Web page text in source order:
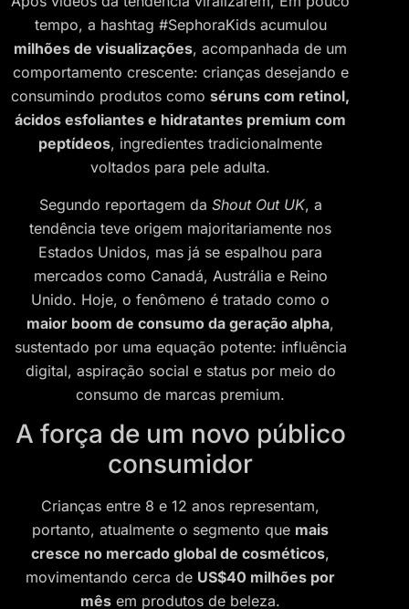
tempo, a hashtag #SephoraKids acumulou
milhões de visualizações, acompanhada de um
comportamento crescente: crianças desejando e
consumindo produtos como séruns com retinol,
ácidos esfoliantes e hidratantes premium com
peptídeos, ingredientes tradicionalmente
voltados para pele adulta.
Segundo reportagem da Shout Out UK, a
tendência teve origem majoritariamente nos
Estados Unidos, mas já se espalhou para
mercados como Canadá, Austrália e Reino
Unido. Hoje, o fenômeno é tratado como o
maior boom de consumo da geração alpha,
sustentado por uma equação potente: influência
digital, aspiração social e status por meio do
consumo de marcas premium.
A força de um novo público
consumidor
Crianças entre 8 e 12 anos representam,
portanto, atualmente o segmento que mais
cresce no mercado global de cosméticos,
movimentando cerca de US$40 milhões por
mês em produtos de beleza.